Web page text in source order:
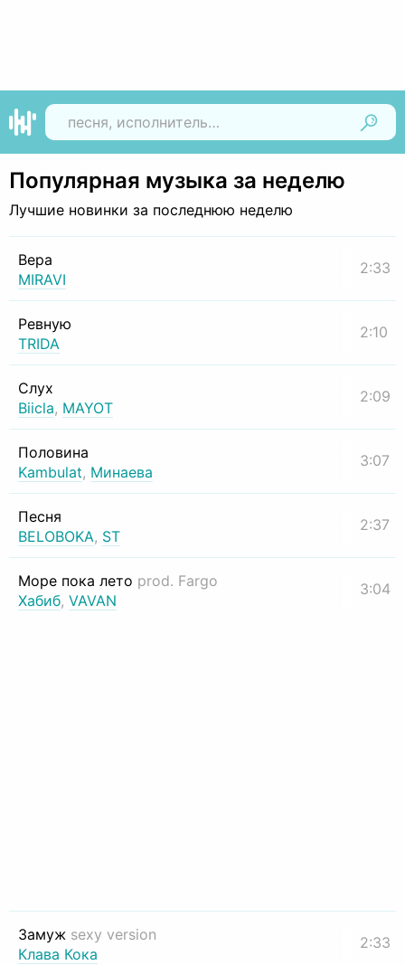
Популярная музыка за неделю
Лучшие новинки за последнюю неделю
Вера
MIRAVI
2:33
Ревную
TRIDA
2:10
Слух
Biicla, MAYOT
2:09
Половина
Kambulat, Минаева
3:07
Песня
BELOBOKA, ST
2:37
Море пока лето prod. Fargo
Хабиб, VAVAN
3:04
Замуж sexy version
Клава Кока
2:33